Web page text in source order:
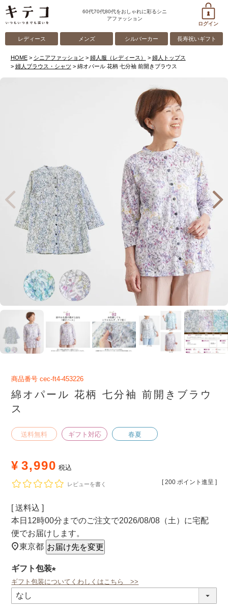
60代70代80代をおしゃれに彩るシニ
アファッション
ログイン
レディース メンズ シルバーカー 長寿祝いギフト
HOME シニアファッション 婦人服（レディース）
婦人トップス
婦人ブラウス・シャツ
綿オパール 花柄 七分袖 前開きブラウス
商品番号 cec-ft4-453226
綿オパール 花柄 七分袖 前開きブラウ
ス
送料無料 ギフト対応 春夏
¥ 3,990 税込
[ 200 ポイント進呈 ]
レビューを書く
送料込
本日 12時00分 までのご注文で2026/08/08（土） に宅配
便でお届けします。
東京都 お届け先を変更
ギフト包装
(必
ギフト包装についてくわしくはこちら >>